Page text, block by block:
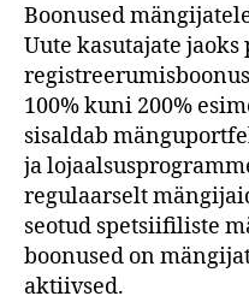
Boonused
Uute kasutajate jaoks
100% kuni 200%
sisaldab
ja
regulaarselt
seotud spetsiifiliste
boonused on
aktiivsed.